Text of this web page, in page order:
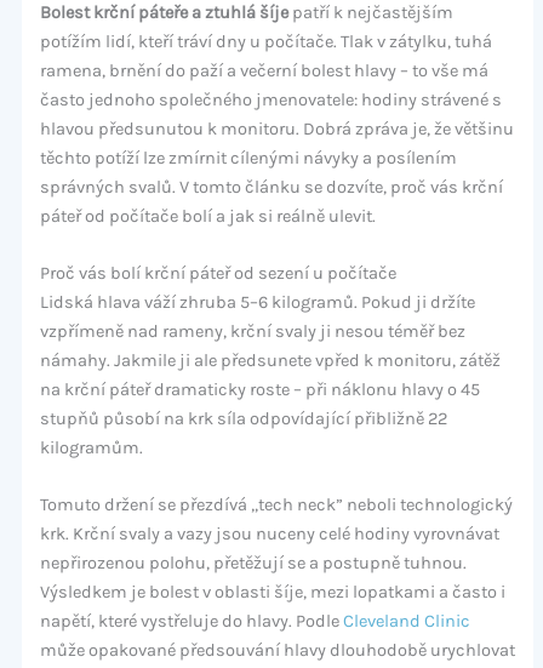
Bolest krční páteře a ztuhlá šíjepatří k nejčastějším
potížím lidí, kteří tráví dny u počítače. Tlak v zátylku, tuhá
ramena, brnění do paží a večerní bolest hlavy – to vše má
často jednoho společného jmenovatele: hodiny strávené s
hlavou předsunutou k monitoru. Dobrá zpráva je, že většinu
těchto potíží lze zmírnit cílenými návyky a posílením
správných svalů. V tomto článku se dozvíte, proč vás krční
páteř od počítače bolí a jak si reálně ulevit.
Proč vás bolí krční páteř od sezení u počítače
Lidská hlava váží zhruba 5–6 kilogramů. Pokud ji držíte
vzpřímeně nad rameny, krční svaly ji nesou téměř bez
námahy. Jakmile ji ale předsunete vpřed k monitoru, zátěž
na krční páteř dramaticky roste – při náklonu hlavy o 45
stupňů působí na krk síla odpovídající přibližně 22
kilogramům.
Tomuto držení se přezdívá „tech neck” neboli technologický
krk. Krční svaly a vazy jsou nuceny celé hodiny vyrovnávat
nepřirozenou polohu, přetěžují se a postupně tuhnou.
Výsledkem je bolest v oblasti šíje, mezi lopatkami a často i
napětí, které vystřeluje do hlavy. PodleCleveland Clinic
může opakované předsouvání hlavy dlouhodobě urychlovat